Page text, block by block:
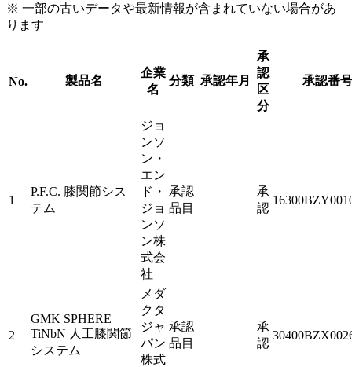
※ 一部の古いデータや最新情報が含まれていない場合があ
ります
No. 製品名
企業
名
分類 承認年月
承
認
区
分
承認番号
1
P.F.C. 膝関節シス
テム
ジョ
ンソ
ン・
エン
ド・
ジョ
ンソ
ン株
式会
社
承認
品目
承
認
2
GMK SPHERE
TiNbN 人工膝関節
システム
メダ
クタ
ジャ
パン
株式
承認
品目
承
認